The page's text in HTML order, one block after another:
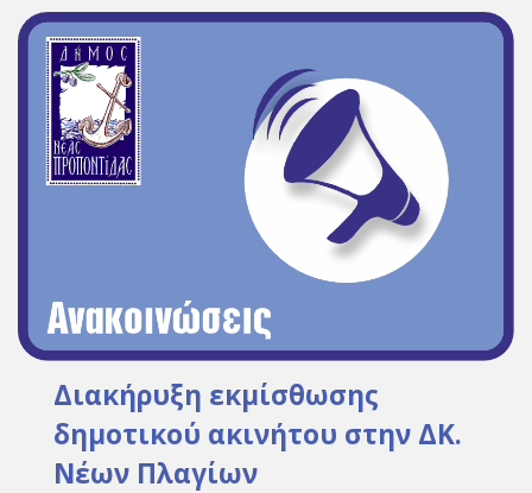
Διακήρυξη εκμίσθωσης
δημοτικού ακινήτου στην ΔΚ.
Νέων Πλαγίων